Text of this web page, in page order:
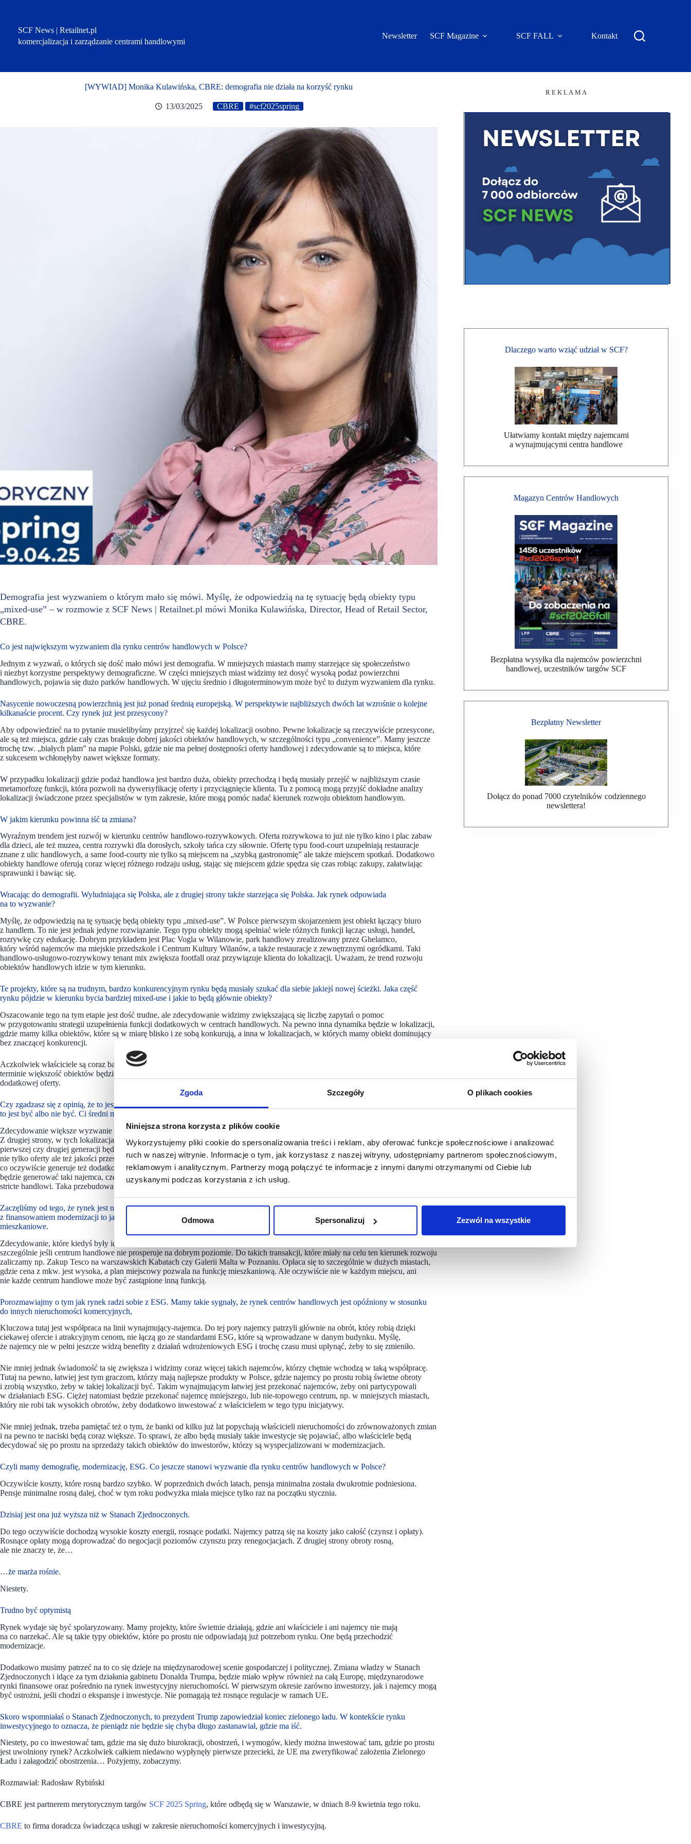
Zgoda Szczegóły O plikach cookies
Niniejsza strona korzysta z plików cookie
Wykorzystujemy pliki cookie do spersonalizowania treści i reklam, aby oferować funkcje społecznościowe i analizować
ruch w naszej witrynie. Informacje o tym, jak korzystasz z naszej witryny, udostępniamy partnerom społecznościowym,
reklamowym i analitycznym. Partnerzy mogą połączyć te informacje z innymi danymi otrzymanymi od Ciebie lub
uzyskanymi podczas korzystania z ich usług.
Odmowa Spersonalizuj Zezwól na wszystkie
SCF News | Retailnet.pl
komercjalizacja i zarządzanie centrami handlowymi
Newsletter SCF Magazine SCF FALL Kontakt
[WYWIAD] Monika Kulawińska, CBRE: demografia nie działa na korzyść rynku
13/03/2025 CBRE #scf2025spring
Demografia jest wyzwaniem o którym mało się mówi. Myślę, że odpowiedzią na tę sytuację będą obiekty typu
„mixed-use” – w rozmowie z SCF News | Retailnet.pl mówi Monika Kulawińska, Director, Head of Retail Sector,
CBRE.
Co jest największym wyzwaniem dla rynku centrów handlowych w Polsce?
Jednym z wyzwań, o których się dość mało mówi jest demografia. W mniejszych miastach mamy starzejące się społeczeństwo
i niezbyt korzystne perspektywy demograficzne. W części mniejszych miast widzimy też dosyć wysoką podaż powierzchni
handlowych, pojawia się dużo parków handlowych. W ujęciu średnio i długoterminowym może być to dużym wyzwaniem dla rynku.
Nasycenie nowoczesną powierzchnią jest już ponad średnią europejską. W perspektywie najbliższych dwóch lat wzrośnie o kolejne
kilkanaście procent. Czy rynek już jest przesycony?
Aby odpowiedzieć na to pytanie musielibyśmy przyjrzeć się każdej lokalizacji osobno. Pewne lokalizacje są rzeczywiście przesycone,
ale są też miejsca, gdzie cały czas brakuje dobrej jakości obiektów handlowych, w szczególności typu „convenience”. Mamy jeszcze
trochę tzw. „białych plam” na mapie Polski, gdzie nie ma pełnej dostępności oferty handlowej i zdecydowanie są to miejsca, które
z sukcesem wchłonęłyby nawet większe formaty.
W przypadku lokalizacji gdzie podaż handlowa jest bardzo duża, obiekty przechodzą i będą musiały przejść w najbliższym czasie
metamorfozę funkcji, która pozwoli na dywersyfikację oferty i przyciągnięcie klienta. Tu z pomocą mogą przyjść dokładne analizy
lokalizacji świadczone przez specjalistów w tym zakresie, które mogą pomóc nadać kierunek rozwoju obiektom handlowym.
W jakim kierunku powinna iść ta zmiana?
Wyraźnym trendem jest rozwój w kierunku centrów handlowo-rozrywkowych. Oferta rozrywkowa to już nie tylko kino i plac zabaw
dla dzieci, ale też muzea, centra rozrywki dla dorosłych, szkoły tańca czy siłownie. Ofertę typu food-court uzupełniają restauracje
znane z ulic handlowych, a same food-courty nie tylko są miejscem na „szybką gastronomię” ale także miejscem spotkań. Dodatkowo
obiekty handlowe oferują coraz więcej różnego rodzaju usług, stając się miejscem gdzie spędza się czas robiąc zakupy, załatwiając
sprawunki i bawiąc się.
Wracając do demografii. Wyludniająca się Polska, ale z drugiej strony także starzejąca się Polska. Jak rynek odpowiada
na to wyzwanie?
Myślę, że odpowiedzią na tę sytuację będą obiekty typu „mixed-use”. W Polsce pierwszym skojarzeniem jest obiekt łączący biuro
z handlem. To nie jest jednak jedyne rozwiązanie. Tego typu obiekty mogą spełniać wiele różnych funkcji łącząc usługi, handel,
rozrywkę czy edukację. Dobrym przykładem jest Plac Vogla w Wilanowie, park handlowy zrealizowany przez Ghelamco,
który wśród najemców ma miejskie przedszkole i Centrum Kultury Wilanów, a także restauracje z zewnętrznymi ogródkami. Taki
handlowo-usługowo-rozrywkowy tenant mix zwiększa footfall oraz przywiązuje klienta do lokalizacji. Uważam, że trend rozwoju
obiektów handlowych idzie w tym kierunku.
Te projekty, które są na trudnym, bardzo konkurencyjnym rynku będą musiały szukać dla siebie jakiejś nowej ścieżki. Jaka część
rynku pójdzie w kierunku bycia bardziej mixed-use i jakie to będą głównie obiekty?
Oszacowanie tego na tym etapie jest dość trudne, ale zdecydowanie widzimy zwiększającą się liczbę zapytań o pomoc
w przygotowaniu strategii uzupełnienia funkcji dodatkowych w centrach handlowych. Na pewno inna dynamika będzie w lokalizacji,
gdzie mamy kilka obiektów, które są w miarę blisko i ze sobą konkurują, a inna w lokalizacjach, w których mamy obiekt dominujący
bez znaczącej konkurencji.
Aczkolwiek właściciele są coraz bardziej świadomi i coraz częściej podążają za trendami lub sami je tworzą. Docelowo, w dłuższym
terminie większość obiektów będzie oferować funkcje dodatkowe, o ile mają wystarczająco powierzchni do wprowadzenia
dodatkowej oferty.
Czy zgadzasz się z opinią, że to jest największe wyzwanie dla średnich galerii w mniejszych miastach, dla których tego rodzaju zmiana
to jest być albo nie być. Ci średni muszą to zrobić, bo inaczej ich nie będzie.
Zdecydowanie większe wyzwanie będą mieć właściciele centrów w lokalizacjach, gdzie obiekty konkurują o tą samą grupę klientów.
Z drugiej strony, w tych lokalizacjach ta dywersyfikacja funkcji jest właśnie odpowiedzią na spadający footfall i obroty. Galerie
pierwszej czy drugiej generacji będą wymagały tych ulepszeń ze względu na inne oczekiwania klienta, a ulepszania te będą dotyczyły
nie tylko oferty ale też jakości przestrzeni. Dodatkowo, taka rewitalizacja czy przebudowa musi być zgodna z wytycznymi ESG,
co oczywiście generuje też dodatkowe koszty na poziomie CAPEX-u. Poza CAPEX-em właściciel musi rozważyć, jaki przychód
będzie generować taki najemca, często najemcy z sektora rozrywki nie są w stanie płacić czynszu, w wysokości którą płacą najemcy
stricte handlowi. Taka przebudowa może być wyzwaniem, gdyż liczby mogą się nie spiąć na poziomie finansowym.
Zaczęliśmy od tego, że rynek jest nasycony, że demografia nie działa na korzyść rynku. Jeżeli dołożymy do tego problemy
z finansowaniem modernizacji to jakaś część rynku może po prostu zniknąć, a w miejsce byłych galerii powstaną na przykład osiedla
mieszkaniowe.
Zdecydowanie, które kiedyś były idealne pod centra handlowe, dzisiaj mogą mieć dużo większą wartość jako działki pod mieszkania,
szczególnie jeśli centrum handlowe nie prosperuje na dobrym poziomie. Do takich transakcji, które miały na celu ten kierunek rozwoju
zaliczamy np. Zakup Tesco na warszawskich Kabatach czy Galerii Malta w Poznaniu. Opłaca się to szczególnie w dużych miastach,
gdzie cena z mkw. jest wysoka, a plan miejscowy pozwala na funkcję mieszkaniową. Ale oczywiście nie w każdym miejscu, ani
nie każde centrum handlowe może być zastąpione inną funkcją.
Porozmawiajmy o tym jak rynek radzi sobie z ESG. Mamy takie sygnały, że rynek centrów handlowych jest opóźniony w stosunku
do innych nieruchomości komercyjnych,
Kluczowa tutaj jest współpraca na linii wynajmujący-najemca. Do tej pory najemcy patrzyli głównie na obrót, który robią dzięki
ciekawej ofercie i atrakcyjnym cenom, nie łączą go ze standardami ESG, które są wprowadzane w danym budynku. Myślę,
że najemcy nie w pełni jeszcze widzą benefity z działań wdrożeniowych ESG i trochę czasu musi upłynąć, żeby to się zmieniło.
Nie mniej jednak świadomość ta się zwiększa i widzimy coraz więcej takich najemców, którzy chętnie wchodzą w taką współpracę.
Tutaj na pewno, łatwiej jest tym graczom, którzy mają najlepsze produkty w Polsce, gdzie najemcy po prostu robią świetne obroty
i zrobią wszystko, żeby w takiej lokalizacji być. Takim wynajmującym łatwiej jest przekonać najemców, żeby oni partycypowali
w działaniach ESG. Ciężej natomiast będzie przekonać najemcę mniejszego, lub nie-topowego centrum, np. w mniejszych miastach,
który nie robi tak wysokich obrotów, żeby dodatkowo inwestować z właścicielem w tego typu inicjatywy.
Nie mniej jednak, trzeba pamiętać też o tym, że banki od kilku już lat popychają właścicieli nieruchomości do zrównoważonych zmian
i na pewno te naciski będą coraz większe. To sprawi, że albo będą musiały takie inwestycje się pojawiać, albo właściciele będą
decydować się po prostu na sprzedaży takich obiektów do inwestorów, którzy są wyspecjalizowani w modernizacjach.
Czyli mamy demografię, modernizację, ESG. Co jeszcze stanowi wyzwanie dla rynku centrów handlowych w Polsce?
Oczywiście koszty, które rosną bardzo szybko. W poprzednich dwóch latach, pensja minimalna została dwukrotnie podniesiona.
Pensje minimalne rosną dalej, choć w tym roku podwyżka miała miejsce tylko raz na początku stycznia.
Dzisiaj jest ona już wyższa niż w Stanach Zjednoczonych.
Do tego oczywiście dochodzą wysokie koszty energii, rosnące podatki. Najemcy patrzą się na koszty jako całość (czynsz i opłaty).
Rosnące opłaty mogą doprowadzać do negocjacji poziomów czynszu przy renegocjacjach. Z drugiej strony obroty rosną,
ale nie znaczy te, że…
…że marża rośnie.
Niestety.
Trudno być optymistą
Rynek wydaje się być spolaryzowany. Mamy projekty, które świetnie działają, gdzie ani właściciele i ani najemcy nie mają
na co narzekać. Ale są takie typy obiektów, które po prostu nie odpowiadają już potrzebom rynku. One będą przechodzić
modernizacje.
Dodatkowo musimy patrzeć na to co się dzieje na międzynarodowej scenie gospodarczej i politycznej. Zmiana władzy w Stanach
Zjednoczonych i idące za tym działania gabinetu Donalda Trumpa, będzie miało wpływ również na całą Europę, międzynarodowe
rynki finansowe oraz pośrednio na rynek inwestycyjny nieruchomości. W pierwszym okresie zarówno inwestorzy, jak i najemcy mogą
być ostrożni, jeśli chodzi o ekspansje i inwestycje. Nie pomagają też rosnące regulacje w ramach UE.
Skoro wspomniałaś o Stanach Zjednoczonych, to prezydent Trump zapowiedział koniec zielonego ładu. W kontekście rynku
inwestycyjnego to oznacza, że pieniądz nie będzie się chyba długo zastanawiał, gdzie ma iść.
Niestety, po co inwestować tam, gdzie ma się dużo biurokracji, obostrzeń, i wymogów, kiedy można inwestować tam, gdzie po prostu
jest uwolniony rynek? Aczkolwiek całkiem niedawno wypłynęły pierwsze przecieki, że UE ma zweryfikować założenia Zielonego
Ładu i załagodzić obostrzenia… Pożyjemy, zobaczymy.
Rozmawiał: Radosław Rybiński
CBRE jest partnerem merytorycznym targów SCF 2025 Spring, które odbędą się w Warszawie, w dniach 8-9 kwietnia tego roku.
CBRE to firma doradcza świadcząca usługi w zakresie nieruchomości komercyjnych i inwestycyjną.
R E K L A M A
Dlaczego warto wziąć udział w SCF?
Ułatwiamy kontakt między najemcami
a wynajmującymi centra handlowe
Magazyn Centrów Handlowych
Bezpłatna wysyłka dla najemców powierzchni
handlowej, uczestników targów SCF
Bezpłatny Newsletter
Dołącz do ponad 7000 czytelników codziennego
newslettera!